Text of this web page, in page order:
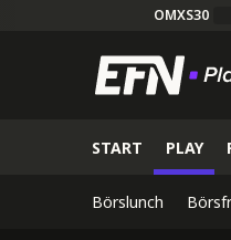
OMXS30
START PLAY
Börslunch